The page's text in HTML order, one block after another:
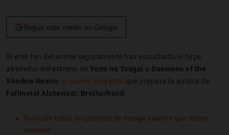
Seguir este medio en Google
Si eres fan del anime seguramente has escuchado el hype
alrededor del estreno de Yomi no Tsugai o Daemons of the
Shadow Realm el nuevo proyecto que prepara la autora de
Fullmetal Alchemist: Brotherhood
Guía con todos los géneros de manga y anime que debes
conocer